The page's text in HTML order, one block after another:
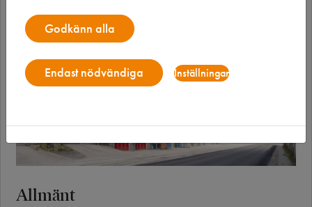
Allmänt
Godkänn alla
Endast nödvändiga Inställningar